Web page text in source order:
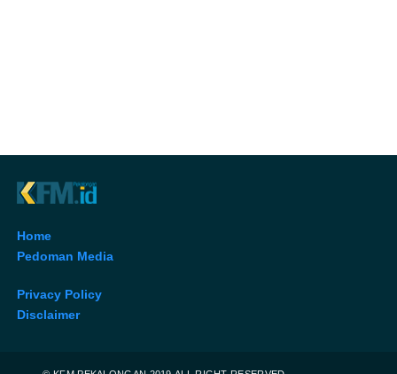
Home
Pedoman Media
Privacy Policy
Disclaimer